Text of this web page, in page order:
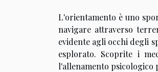
L'orientamento è uno
navigare attraverso
evidente agli occhi degli
esplorato. Scoprite i
l'allenamento psicologico